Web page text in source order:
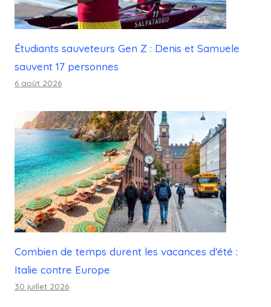
Étudiants sauveteurs Gen Z : Denis et Samuele
sauvent 17 personnes
6 août 2026
Combien de temps durent les vacances d'été :
Italie contre Europe
30 juillet 2026